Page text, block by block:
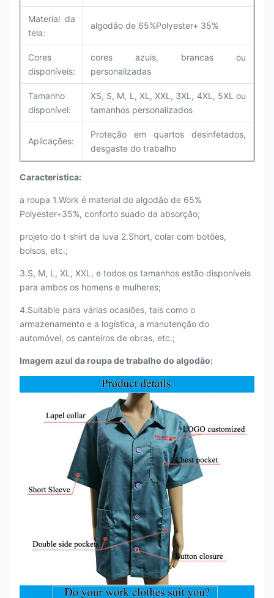
Material da
tela:
algodão de 65%Polyester+ 35%
Cores
disponíveis:
cores azuis, brancas ou
personalizadas
Tamanho
disponível:
XS, S, M, L, XL, XXL, 3XL, 4XL, 5XL ou
tamanhos personalizados
Aplicações:
Proteção em quartos desinfetados,
desgaste do trabalho
Característica:
a roupa 1.Work é material do algodão de 65%
Polyester+35%, conforto suado da absorção;
projeto do t-shirt da luva 2.Short, colar com botões,
bolsos, etc.;
3.S, M, L, XL, XXL, e todos os tamanhos estão disponíveis
para ambos os homens e mulheres;
4.Suitable para várias ocasiões, tais como o
armazenamento e a logística, a manutenção do
automóvel, os canteiros de obras, etc.;
Imagem azul da roupa de trabalho do algodão: